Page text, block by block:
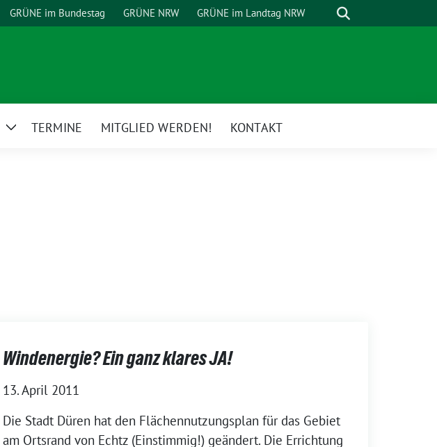
GRÜNE im Bundestag GRÜNE NRW GRÜNE im Landtag NRW Suche
ZeigeTERMINE MITGLIED WERDEN! KONTAKT
Windenergie? Ein ganz klares JA!
13. April 2011
Die Stadt Düren hat den Flächennutzungsplan für das Gebiet
am Ortsrand von Echtz (Einstimmig!) geändert. Die Errichtung